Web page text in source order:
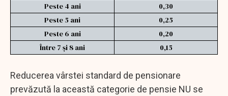
Peste 4 ani
0,30
Peste 5 ani
0,25
Peste 6 ani
0,20
Între 7 și 8 ani
0,15
Reducerea vârstei standard de pensionare
prevăzută la această categorie de pensie NU se